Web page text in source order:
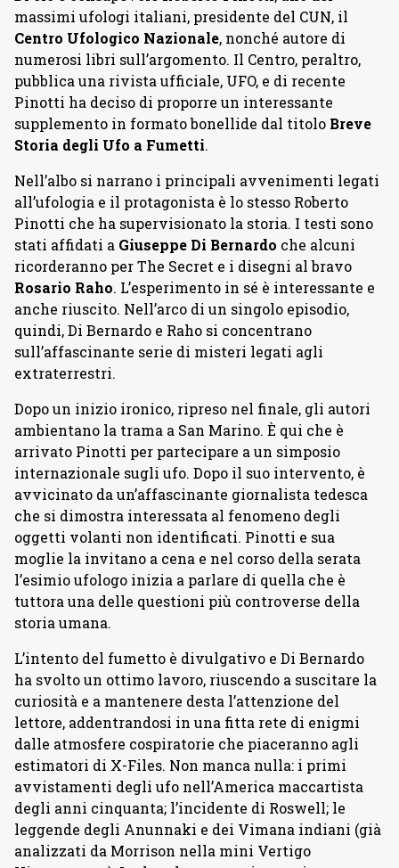
massimi ufologi italiani, presidente del CUN, il
Centro Ufologico Nazionale, nonché autore di
numerosi libri sull’argomento. Il Centro, peraltro,
pubblica una rivista ufficiale, UFO, e di recente
Pinotti ha deciso di proporre un interessante
supplemento in formato bonellide dal titolo Breve
Storia degli Ufo a Fumetti.
Nell’albo si narrano i principali avvenimenti legati
all’ufologia e il protagonista è lo stesso Roberto
Pinotti che ha supervisionato la storia. I testi sono
stati affidati a Giuseppe Di Bernardo che alcuni
ricorderanno per The Secret e i disegni al bravo
Rosario Raho. L’esperimento in sé è interessante e
anche riuscito. Nell’arco di un singolo episodio,
quindi, Di Bernardo e Raho si concentrano
sull’affascinante serie di misteri legati agli
extraterrestri.
Dopo un inizio ironico, ripreso nel finale, gli autori
ambientano la trama a San Marino. È qui che è
arrivato Pinotti per partecipare a un simposio
internazionale sugli ufo. Dopo il suo intervento, è
avvicinato da un’affascinante giornalista tedesca
che si dimostra interessata al fenomeno degli
oggetti volanti non identificati. Pinotti e sua
moglie la invitano a cena e nel corso della serata
l’esimio ufologo inizia a parlare di quella che è
tuttora una delle questioni più controverse della
storia umana.
L’intento del fumetto è divulgativo e Di Bernardo
ha svolto un ottimo lavoro, riuscendo a suscitare la
curiosità e a mantenere desta l’attenzione del
lettore, addentrandosi in una fitta rete di enigmi
dalle atmosfere cospiratorie che piaceranno agli
estimatori di X-Files. Non manca nulla: i primi
avvistamenti degli ufo nell’America maccartista
degli anni cinquanta; l’incidente di Roswell; le
leggende degli Anunnaki e dei Vimana indiani (già
analizzati da Morrison nella mini Vertigo